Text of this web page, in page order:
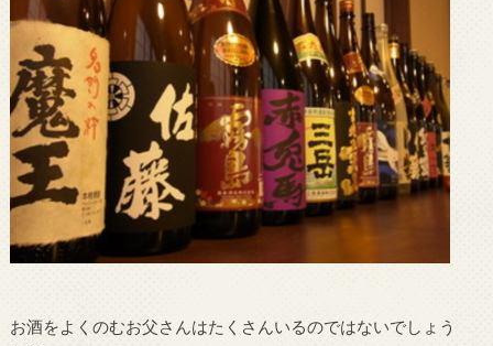
お酒をよくのむお父さんはたくさんいるのではないでしょう